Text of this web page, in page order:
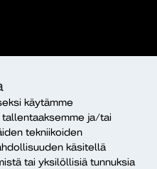
käytämme
ja/tai
tekniikoiden
käsitellä
tai yksilöllisiä tunnuksia